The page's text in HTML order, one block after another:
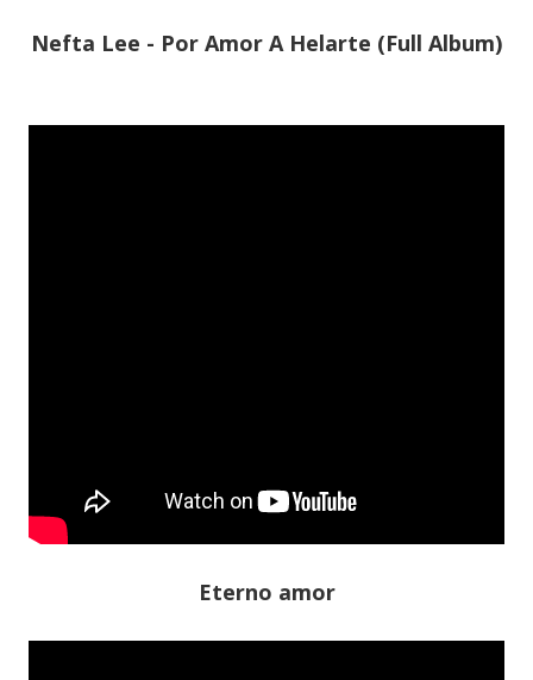
Nefta Lee - Por Amor A Helarte (Full Album)
Eterno amor